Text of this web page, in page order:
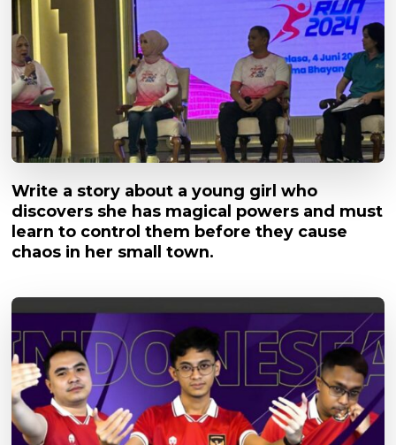
Write a story about a young girl who
discovers she has magical powers and must
learn to control them before they cause
chaos in her small town.